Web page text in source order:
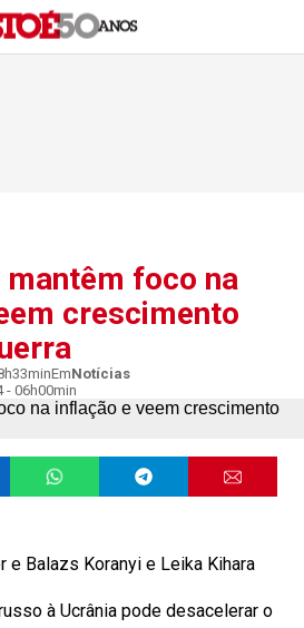
mantêm foco na
crescimento
EmNotícias
- 06h00min
e Balazs Koranyi e Leika Kihara
à Ucrânia pode desacelerar o